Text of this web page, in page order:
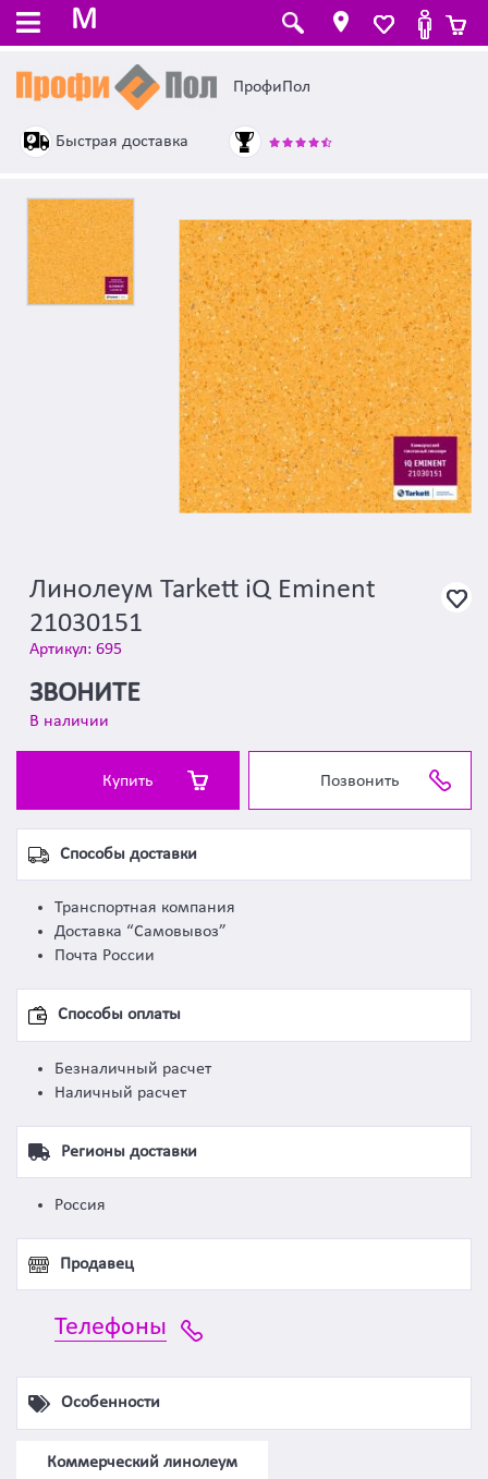
M
ПрофиПол
Быстрая доставка
Линолеум Tarkett iQ Eminent
21030151
Артикул: 695
ЗВОНИТЕ
В наличии
Купить Позвонить
Способы доставки
Транспортная компания
Доставка “Самовывоз”
Почта России
Способы оплаты
Безналичный расчет
Наличный расчет
Регионы доставки
Россия
Продавец
Телефоны
Особенности
Коммерческий линолеум